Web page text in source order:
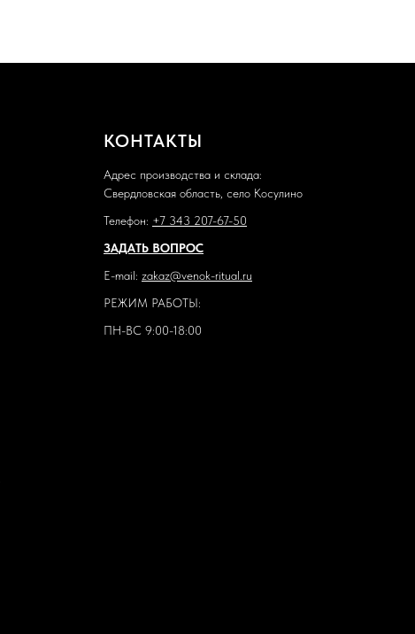
КОНТАКТЫ
Адрес производства и склада:
Свердловская область, село Косулино
Телефон: +7 343 207-67-50
ЗАДАТЬ ВОПРОС
E-mail: zakaz@venok-ritual.ru
РЕЖИМ РАБОТЫ:
ПН-ВС 9:00-18:00